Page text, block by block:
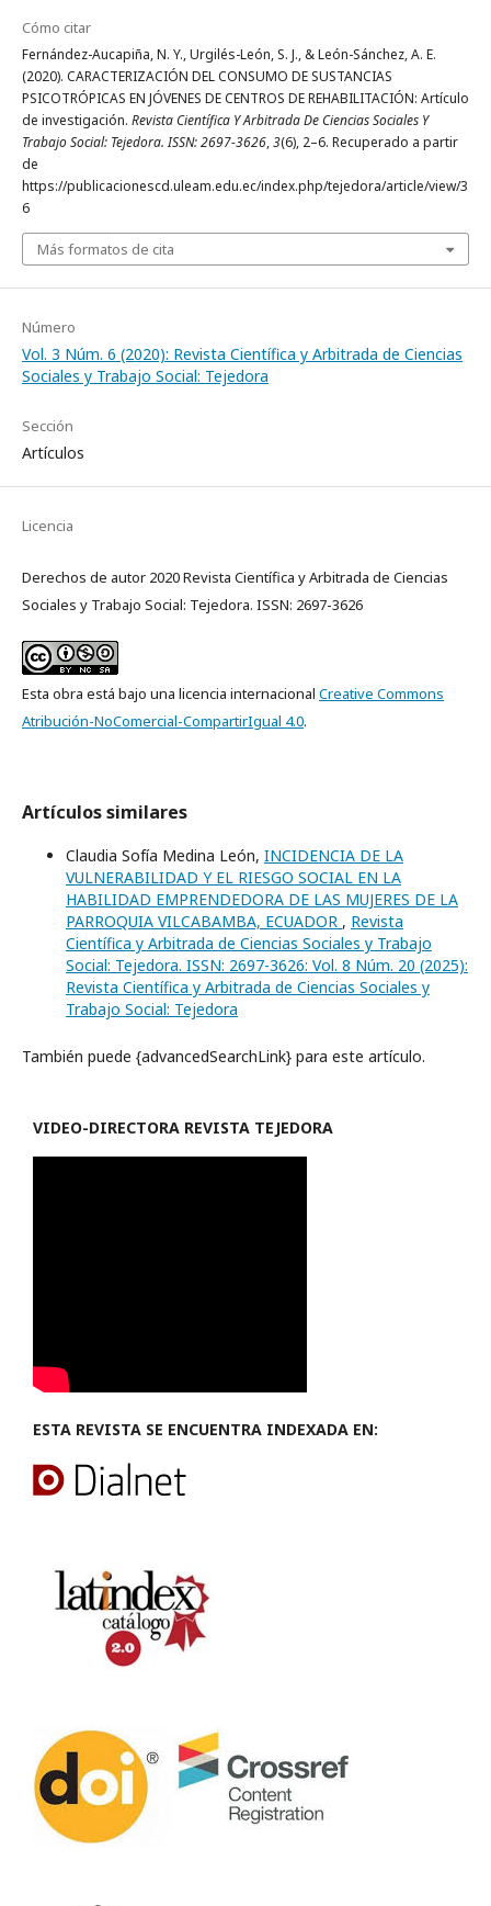
Cómo citar
Fernández-Aucapiña, N. Y., Urgilés-León, S. J., & León-Sánchez, A. E.
(2020). CARACTERIZACIÓN DEL CONSUMO DE SUSTANCIAS
PSICOTRÓPICAS EN JÓVENES DE CENTROS DE REHABILITACIÓN: Artículo
de investigación. Revista Científica Y Arbitrada De Ciencias Sociales Y
Trabajo Social: Tejedora. ISSN: 2697-3626,3(6), 2–6. Recuperado a partir
de
https://publicacionescd.uleam.edu.ec/index.php/tejedora/article/view/3
6
Más formatos de cita
Número
Vol. 3 Núm. 6 (2020): Revista Científica y Arbitrada de Ciencias
Sociales y Trabajo Social: Tejedora
Sección
Artículos
Licencia
Derechos de autor 2020 Revista Científica y Arbitrada de Ciencias
Sociales y Trabajo Social: Tejedora. ISSN: 2697-3626
Esta obra está bajo una licencia internacional Creative Commons
Atribución-NoComercial-CompartirIgual 4.0.
Artículos similares
Claudia Sofía Medina León, INCIDENCIA DE LA
VULNERABILIDAD Y EL RIESGO SOCIAL EN LA
HABILIDAD EMPRENDEDORA DE LAS MUJERES DE LA
PARROQUIA VILCABAMBA, ECUADOR , Revista
Científica y Arbitrada de Ciencias Sociales y Trabajo
Social: Tejedora. ISSN: 2697-3626: Vol. 8 Núm. 20 (2025):
Revista Científica y Arbitrada de Ciencias Sociales y
Trabajo Social: Tejedora
También puede {advancedSearchLink} para este artículo.
VIDEO-DIRECTORA REVISTA TEJEDORA
ESTA REVISTA SE ENCUENTRA INDEXADA EN: